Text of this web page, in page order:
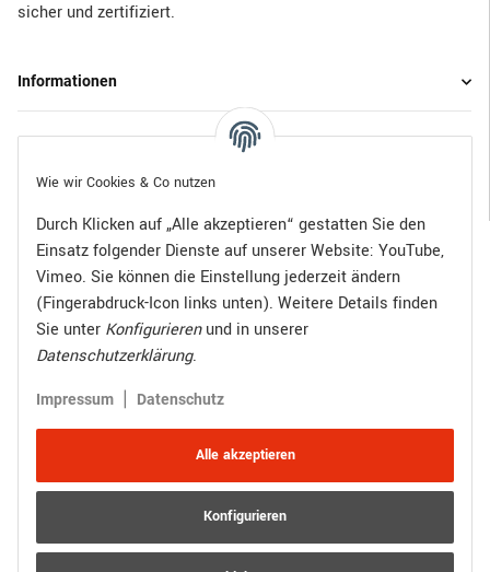
Alle akzeptieren
Konfigurieren
Wie wir Cookies & Co nutzen
Durch Klicken auf „Alle akzeptieren“ gestatten Sie den
Einsatz folgender Dienste auf unserer Website: YouTube,
Vimeo. Sie können die Einstellung jederzeit ändern
(Fingerabdruck-Icon links unten). Weitere Details finden
Sie unter Konfigurierenund in unserer
Datenschutzerklärung.
Impressum Datenschutz
sicher und zertifiziert.
Informationen
Gesetzliche Informationen
Bezahlen Sie bequem per:
Zugestellt durch:
Vertrag widerrufen
* Alle Preise inkl. gesetzlicher USt., zzgl.Versand